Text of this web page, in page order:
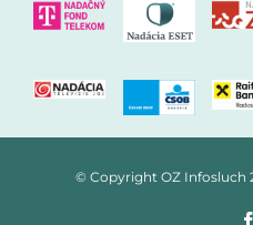
© Copyright OZ Infosluch